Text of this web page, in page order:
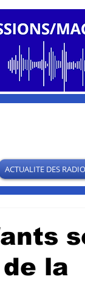
ACTUALITE DES
la